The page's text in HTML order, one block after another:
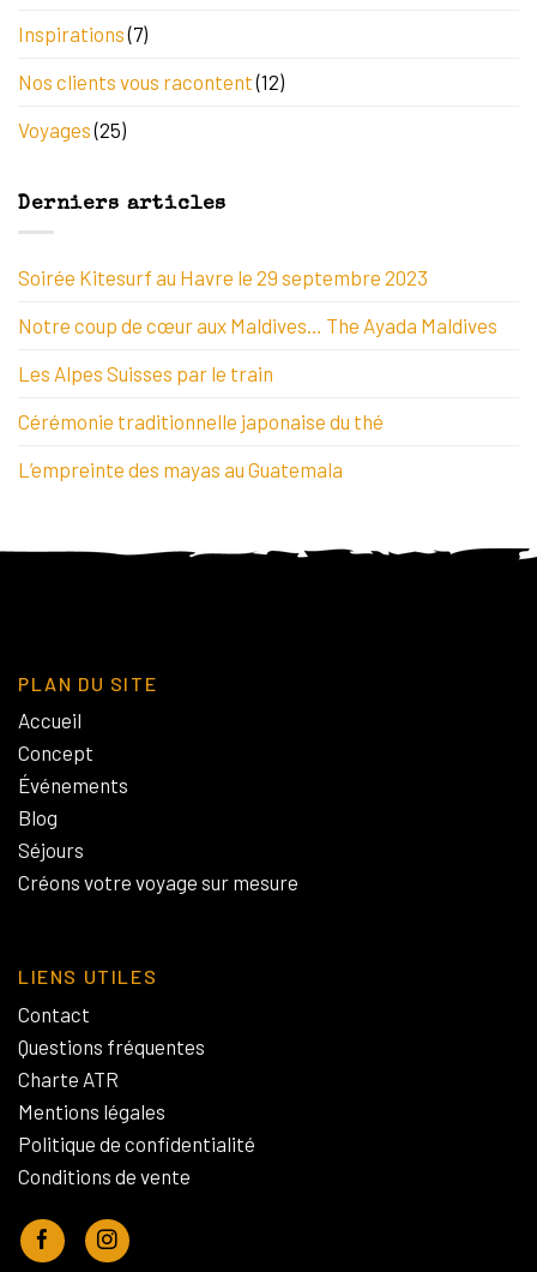
Inspirations(7)
Nos clients vous racontent(12)
Voyages(25)
Derniers articles
Soirée Kitesurf au Havre le 29 septembre 2023
Notre coup de cœur aux Maldives… The Ayada Maldives
Les Alpes Suisses par le train
Cérémonie traditionnelle japonaise du thé
L’empreinte des mayas au Guatemala
PLAN DU SITE
Accueil
Concept
Événements
Blog
Séjours
Créons votre voyage sur mesure
LIENS UTILES
Contact
Questions fréquentes
Charte ATR
Mentions légales
Politique de confidentialité
Conditions de vente